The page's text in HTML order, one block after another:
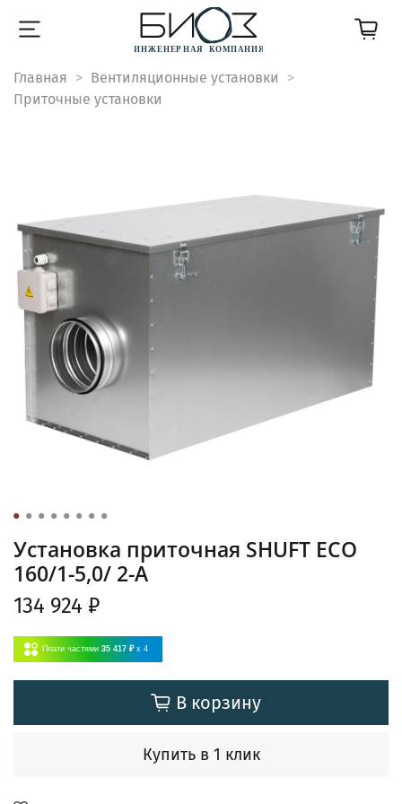
Главная
Вентиляционные установки
Приточные установки
Установка приточная SHUFT ECO
160/1-5,0/ 2-A
134 924 ₽
Плати частями 35 417 ₽ x 4
В корзину
Купить в 1 клик